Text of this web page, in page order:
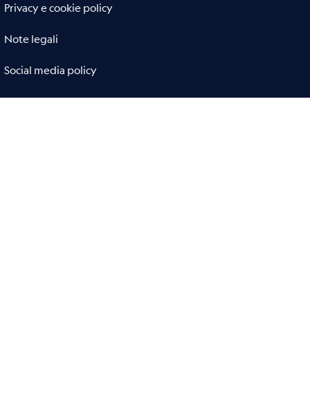
Privacy e cookie policy
Note legali
Social media policy